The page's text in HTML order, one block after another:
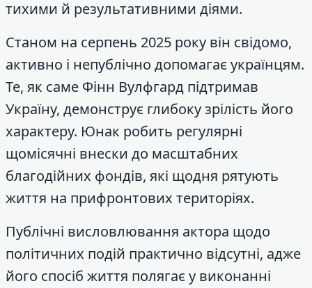
тихими й результативними діями.
Станом на серпень 2025 року він свідомо,
активно і непублічно допомагає українцям.
Те, як саме Фінн Вулфгард підтримав
Україну, демонструє глибоку зрілість його
характеру. Юнак робить регулярні
щомісячні внески до масштабних
благодійних фондів, які щодня рятують
життя на прифронтових територіях.
Публічні висловлювання актора щодо
політичних подій практично відсутні, адже
його спосіб життя полягає у виконанні